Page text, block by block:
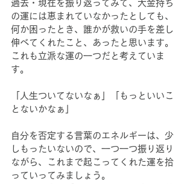
過去・現在を振り返ってみて、大金持ち
の運には恵まれていなかったとしても、
何か困ったとき、誰かが救いの手を差し
伸べてくれたこと、あったと思います。
これも立派な運の一つだと考えていま
す。
「人生ついてないなぁ」「もっといいこ
とないかなぁ」
自分を否定する言葉のエネルギーは、少
しもったいないので、一つ一つ振り返り
ながら、これまで起こってくれた運を拾
っていってみましょう。